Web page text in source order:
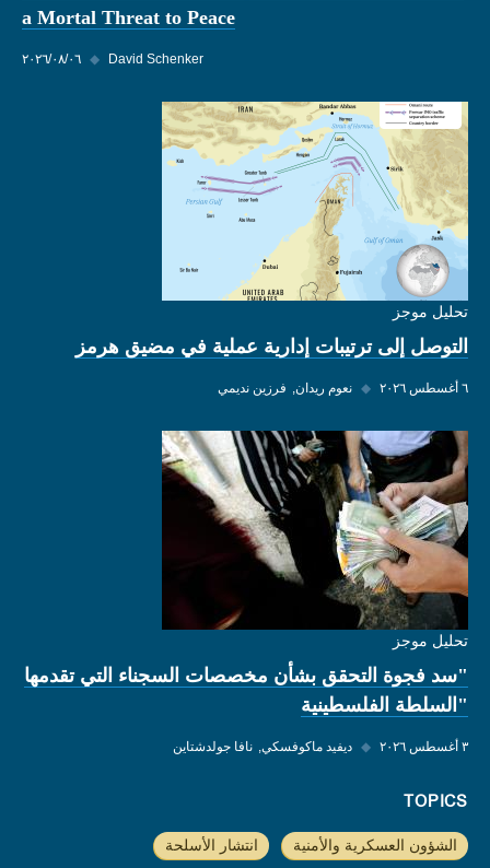
a Mortal Threat to Peace
٠٦‏/٠٨‏/٢٠٢٦ ◆ David Schenker
تحليل موجز
التوصل إلى ترتيبات إدارية عملية في مضيق هرمز
٦ أغسطس ٢٠٢٦ ◆ نعوم ريدان فرزين نديمي
تحليل موجز
"سد فجوة التحقق بشأن مخصصات السجناء التي تقدمها
"السلطة الفلسطينية
٣ أغسطس ٢٠٢٦ ◆ ديفيد ماكوفسكي نافا جولدشتاين
TOPICS
الشؤون العسكرية والأمنية انتشار الأسلحة